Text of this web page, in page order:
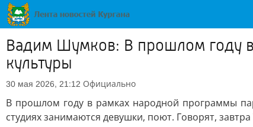
Вадим Шумков: В прошлом году
культуры
30 мая 2026, 21:12 Официально
В прошлом году в рамках народной программы
студиях занимаются девушки, поют. Говорят,